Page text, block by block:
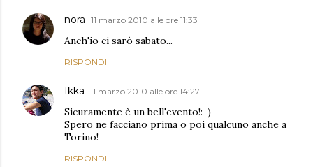
nora 11 marzo 2010 alle ore 11:33
Anch'io ci sarò sabato...
RISPONDI
Ikka 11 marzo 2010 alle ore 14:27
Sicuramente è un bell'evento!:-)
Spero ne facciano prima o poi qualcuno anche a
Torino!
RISPONDI